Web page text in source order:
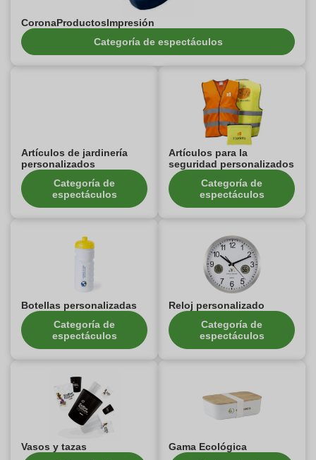
CoronaProductosImpresión
Categoría de espectáculos
Artículos de jardinería
personalizados
Categoría de
espectáculos
Artículos para la
seguridad personalizados
Categoría de
espectáculos
Botellas personalizadas
Categoría de
espectáculos
Reloj personalizado
Categoría de
espectáculos
Vasos y tazas
Gama Ecológica